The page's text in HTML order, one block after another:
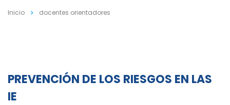
Inicio docentes orientadores
PREVENCIÓN DE LOS RIESGOS EN LAS
IE